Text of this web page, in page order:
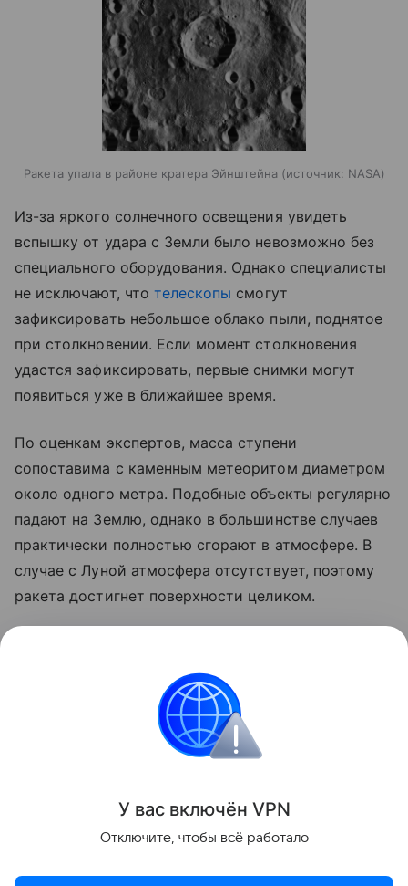
Ракета упала в районе кратера Эйнштейна источник: NASA
Из-за яркого солнечного освещения увидеть
вспышку от удара с Земли было невозможно без
специального оборудования. Однако специалисты
не исключают, что телескопы смогут
зафиксировать небольшое облако пыли, поднятое
при столкновении. Если момент столкновения
удастся зафиксировать, первые снимки могут
появиться уже в ближайшее время.
По оценкам экспертов, масса ступени
сопоставима с каменным метеоритом диаметром
около одного метра. Подобные объекты регулярно
падают на Землю, однако в большинстве случаев
практически полностью сгорают в атмосфере. В
случае с Луной атмосфера отсутствует, поэтому
ракета достигнет поверхности целиком.
об атмосфере древней Земли.
Луна российские ученые
Поделиться
У вас включён VPN
Отключите, чтобы всё работало